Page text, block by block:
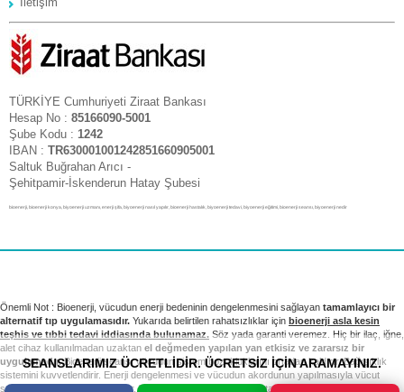
TÜRKİYE Cumhuriyeti Ziraat Bankası
Hesap No : 85166090-5001
Şube Kodu : 1242
IBAN : TR630001001242851660905001
Saltuk Buğrahan Arıcı -
Şehitpamir-İskenderun Hatay Şubesi
bioenerji, bioenerji konya, biyoenerji uzmanı, enerji şifa, biyoenerji nasıl yapılır, bioenerji hastalık, biyoenerji tedavi, biyoenerji eğitimi, bioenerji seansı, biyoenerji nedir
SEANSLARIMIZ ÜCRETLİDİR. ÜCRETSİZ İÇİN ARAMAYINIZ.
Önemli Not : Bioenerji, vücudun enerji bedeninin dengelenmesini sağlayan tamamlayıcı bir
alternatif tıp uygulamasıdır. Yukarıda belirtilen rahatsızlıklar için bioenerji asla kesin
teşhis ve tıbbi tedavi iddiasında bulunamaz. Söz yada garanti veremez. Hiç bir ilaç, iğne,
alet cihaz kullanılmadan uzaktan el değmeden yapılan yan etkisiz ve zararsız bir
uygulamadır.Bioenerji seansı vücudun sistem bozukluklarını ortadan kaldırır. Bağışıklık
sistemini kuvvetlendirir. Enerji dengelenmesi ve vücudun akordunun yapılmasıyla vücut
sağlıklı sistemini yeniden kurar. Tıbbi tedavi ve kontrollerinizi takip etmek sizin